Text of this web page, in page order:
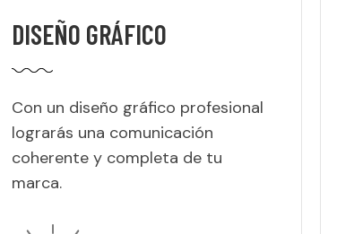
DISEÑO GRÁFICO
Con un diseño gráfico profesional
lograrás una comunicación
coherente y completa de tu
marca.